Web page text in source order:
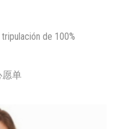
de 100%
愿单